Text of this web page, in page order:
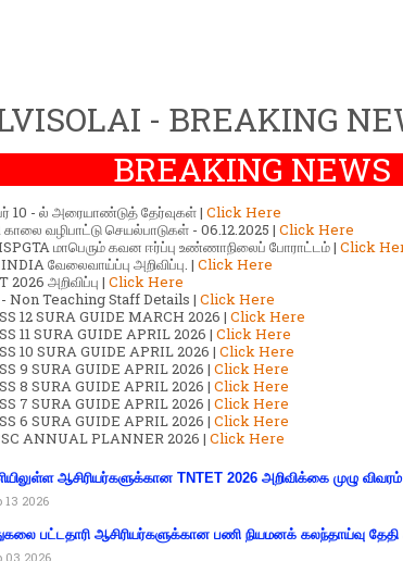
- BREAKING
BREAKING NEWS
10 - ல் அரையாண்டுத் தேர்வுகள் | Click Here
காலை வழிபாட்டு செயல்பாடுகள் - 06.12.2025 | Click Here
மாபெரும் கவன ஈர்ப்பு உண்ணாநிலைப் போராட்டம் | Click
வேலைவாய்ப்பு அறிவிப்பு. | Click Here
2026 அறிவிப்பு | Click Here
- Non Teaching Staff Details | Click Here
12 SURA GUIDE MARCH 2026 | Click Here
11 SURA GUIDE APRIL 2026 | Click Here
10 SURA GUIDE APRIL 2026 | Click Here
9 SURA GUIDE APRIL 2026 | Click Here
8 SURA GUIDE APRIL 2026 | Click Here
7 SURA GUIDE APRIL 2026 | Click Here
6 SURA GUIDE APRIL 2026 | Click Here
ANNUAL PLANNER 2026 | Click Here
ஆசிரியர்களுக்கான TNTET 2026 அறிவிக்கை முழு விவரம்
13 2026
பட்டதாரி ஆசிரியர்களுக்கான பணி நியமனக் கலந்தாய்வு தேதி
03 2026